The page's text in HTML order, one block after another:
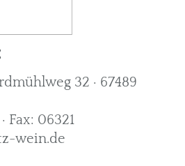
32 · 67489
Fax: 06321
wein.de